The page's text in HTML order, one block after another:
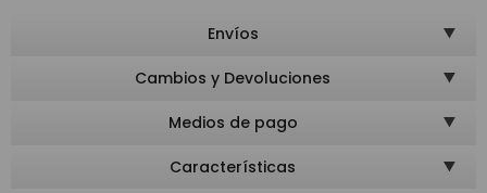
Envíos
Cambios y Devoluciones
Medios de pago
Características